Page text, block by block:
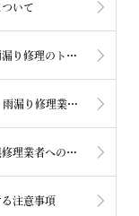
いて
【業界情報】屋根リフォーム・雨漏り修理のトラブル相談について 京都・滋賀
【独自調査】AI検索で屋根修理・雨漏り修理業者を探す際の注意点
【注意喚起・大阪府】不審な屋根修理業者への対応について
注意事項